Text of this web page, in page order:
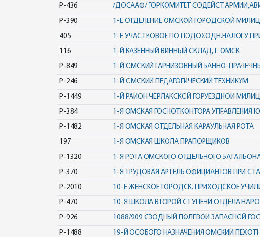
Р-436 /ДОСААФ/ ГОРКОМИТЕТ
Р-390 1-Е ОТДЕЛЕНИЕ ОМСКОЙ ГОРОДСКОЙ
405 1-Е УЧАСТКОВОЕ ПО ПОДОХОДН.НАЛОГУ
116 1-Й КАЗЕННЫЙ ВИННЫЙ СКЛАД, Г. ОМСК
Р-849 1-Й ОМСКИЙ ГАРНИЗОННЫЙ БАННО-
Р-246 1-Й ОМСКИЙ ПЕДАГОГИЧЕСКИЙ ТЕХНИКУМ
Р-1449 1-Й РАЙОН ЧЕРЛАКСКОЙ ГОРУЕЗДНОЙ
Р-384 1-Я ОМСКАЯ ГОСНОТКОНТОРА
Р-1482 1-Я ОМСКАЯ ОТДЕЛЬНАЯ КАРАУЛЬНАЯ РОТА
197 1-Я ОМСКАЯ ШКОЛА ПРАПОРЩИКОВ
Р-1320 1-Я РОТА ОМСКОГО ОТДЕЛЬНОГО
Р-370 1-Я ТРУДОВАЯ АРТЕЛЬ ОФИЦИАНТОВ ПРИ
Р-2010 10-Е ЖЕНСКОЕ ГОРОДСК. ПРИХОДСКОЕ
Р-470 10-Я ШКОЛА ВТОРОЙ СТУПЕНИ ОТДЕЛА
Р-926 1088/909 СВОДНЫЙ ПОЛЕВОЙ ЗАПАСНОЙ
Р-1488 19-Й ОСОБОГО НАЗНАЧЕНИЯ ОМСКИЙ